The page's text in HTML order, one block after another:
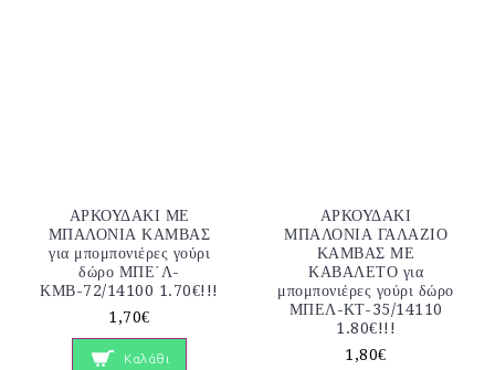
ΑΡΚΟΥΔΑΚΙ ΜΕ
ΜΠΑΛΟΝΙΑ ΚΑΜΒΑΣ
για μπομπονιέρες γούρι
δώρο ΜΠΕ΄Λ-
ΚΜΒ-72/14100 1.70€!!!
1,70€
Καλάθι
ΑΡΚΟΥΔΑΚΙ
ΜΠΑΛΟΝΙΑ ΓΑΛΑΖΙΟ
ΚΑΜΒΑΣ ΜΕ
ΚΑΒΑΛΕΤΟ για
μπομπονιέρες γούρι δώρο
ΜΠΕΛ-ΚΤ-35/14110
1.80€!!!
1,80€